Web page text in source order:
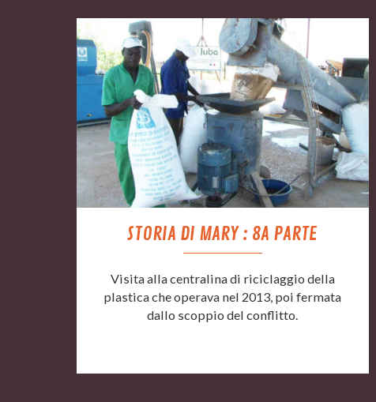
STORIA DI MARY : 8A PARTE
Visita alla centralina di riciclaggio della
plastica che operava nel 2013, poi fermata
dallo scoppio del conflitto.